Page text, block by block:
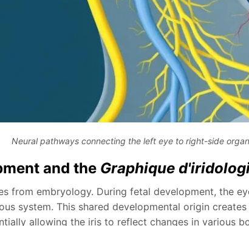
Neural pathways connecting the left eye to right-side
and the Graphique
from embryology. During fetal development, the
system. This shared developmental origin
allowing the iris to reflect changes in various